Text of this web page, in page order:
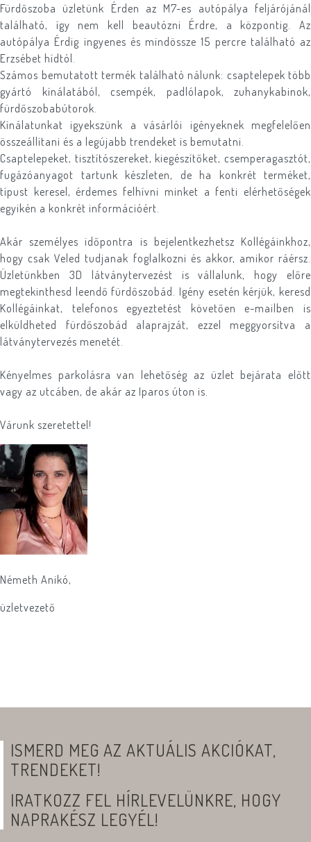
Fürdőszoba üzletünk Érden az M7-es autópálya feljárójánál
található, így nem kell beautózni Érdre, a központig. Az
autópálya Érdig ingyenes és mindössze 15 percre található az
Erzsébet hídtól.
Számos bemutatott termék található nálunk: csaptelepek több
gyártó kínálatából, csempék, padlólapok, zuhanykabinok,
fürdőszobabútorok.
Kínálatunkat igyekszünk a vásárlói igényeknek megfelelően
összeállítani és a legújabb trendeket is bemutatni.
Csaptelepeket, tisztítószereket, kiegészítőket, csemperagasztót,
fugázóanyagot tartunk készleten, de ha konkrét terméket,
típust keresel, érdemes felhívni minket a fenti elérhetőségek
egyikén a konkrét információért.
Akár személyes időpontra is bejelentkezhetsz Kollégáinkhoz,
hogy csak Veled tudjanak foglalkozni és akkor, amikor ráérsz.
Üzletünkben 3D látványtervezést is vállalunk, hogy előre
megtekinthesd leendő fürdőszobád. Igény esetén kérjük, keresd
Kollégáinkat, telefonos egyeztetést követően e-mailben is
elküldheted fürdőszobád alaprajzát, ezzel meggyorsítva a
látványtervezés menetét.
Kényelmes parkolásra van lehetőség az üzlet bejárata előtt
vagy az utcáben, de akár az Iparos úton is.
Várunk szeretettel!
Németh Anikó,
üzletvezető
ISMERD MEG AZ AKTUÁLIS AKCIÓKAT,
TRENDEKET!
IRATKOZZ FEL HÍRLEVELÜNKRE, HOGY
NAPRAKÉSZ LEGYÉL!